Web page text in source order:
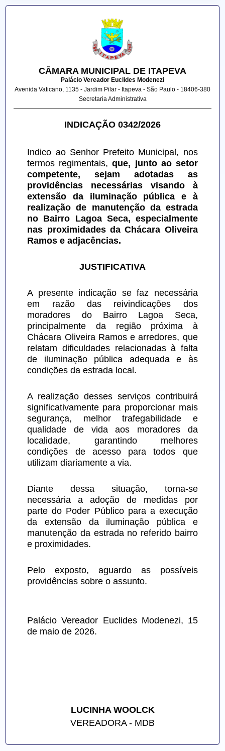
CÂMARA MUNICIPAL DE ITAPEVA
Palácio Vereador Euclides Modenezi
Avenida Vaticano, 1135 - Jardim Pilar - Itapeva - São Paulo - 18406-380
Secretaria Administrativa
INDICAÇÃO 0342/2026
Indico ao Senhor Prefeito Municipal, nos
termos regimentais, que, junto ao setor
competente, sejam adotadas as
providências necessárias visando à
extensão da iluminação pública e à
realização de manutenção da estrada
no Bairro Lagoa Seca, especialmente
nas proximidades da Chácara Oliveira
Ramos e adjacências.
JUSTIFICATIVA
A presente indicação se faz necessária
em razão das reivindicações dos
moradores do Bairro Lagoa Seca,
principalmente da região próxima à
Chácara Oliveira Ramos e arredores, que
relatam dificuldades relacionadas à falta
de iluminação pública adequada e às
condições da estrada local.
A realização desses serviços contribuirá
significativamente para proporcionar mais
segurança, melhor trafegabilidade e
qualidade de vida aos moradores da
localidade, garantindo melhores
condições de acesso para todos que
utilizam diariamente a via.
Diante dessa situação, torna-se
necessária a adoção de medidas por
parte do Poder Público para a execução
da extensão da iluminação pública e
manutenção da estrada no referido bairro
e proximidades.
Pelo exposto, aguardo as possíveis
providências sobre o assunto.
Palácio Vereador Euclides Modenezi, 15
de maio de 2026.
LUCINHA WOOLCK
VEREADORA - MDB